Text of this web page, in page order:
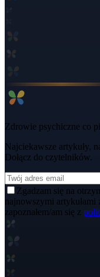
Zdrowie psychiczne co
Najciekawsze artykuły,
Dołącz do czytelników.
Zgadzam się na
najnowszymi artykułami
zapoznałem/am się z